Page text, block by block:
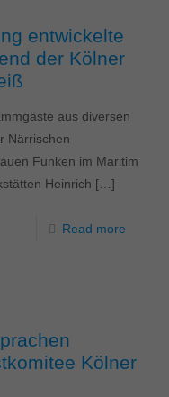
entwickelte
der Kölner
aus diversen
Närrischen
Funken im Maritim
Heinrich […]
Read more
Kölner